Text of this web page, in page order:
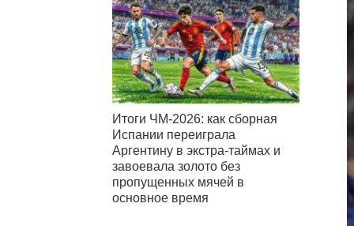
Итоги ЧМ-2026: как сборная
Испании переиграла
Аргентину в экстра-таймах и
завоевала золото без
пропущенных мячей в
основное время